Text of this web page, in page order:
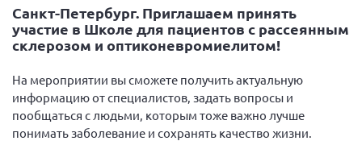
Алтайский край
Архангельская область
Владимирская область
Волгоградская область
Воронежская область
Санкт-Петербург. Приглашаем принять
участие в Школе для пациентов с рассеянным
склерозом и оптиконевромиелитом!
На мероприятии вы сможете получить актуальную
информацию от специалистов, задать вопросы и
пообщаться с людьми, которым тоже важно лучше
понимать заболевание и сохранять качество жизни.